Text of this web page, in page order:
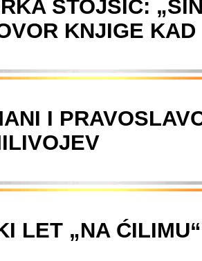
STOJŠIĆ:
KNJIGE
I
LET „NA